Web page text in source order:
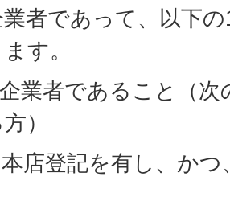
者であって、以下
す。
業者であること（
）
店登記を有し、かつ